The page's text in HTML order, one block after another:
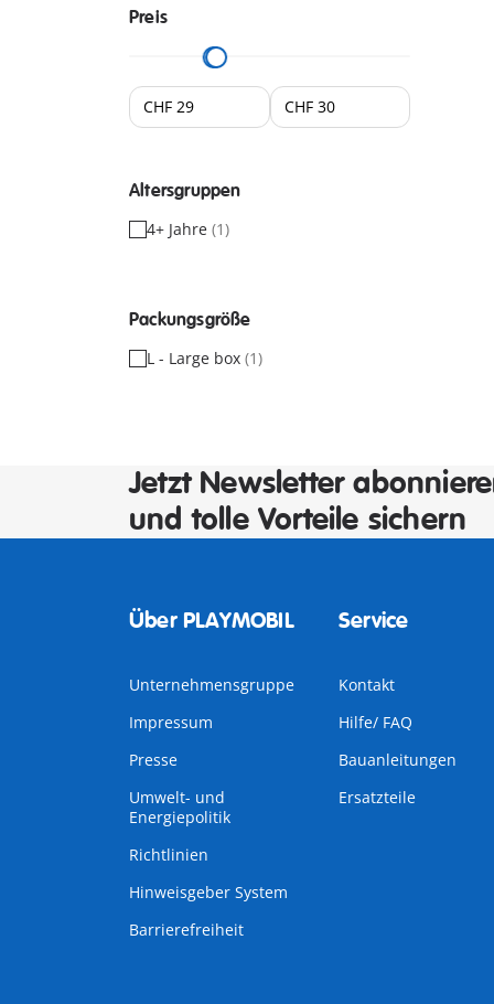
Preis
Altersgruppen
4+ Jahre (1)
Packungsgröße
L - Large box (1)
Jetzt Newsletter
und tolle Vorteile sichern
Über PLAYMOBIL
Unternehmensgruppe
Impressum
Presse
Umwelt- und
Energiepolitik
Richtlinien
Hinweisgeber System
Barrierefreiheit
Service
Kontakt
Hilfe/ FAQ
Bauanleitungen
Ersatzteile